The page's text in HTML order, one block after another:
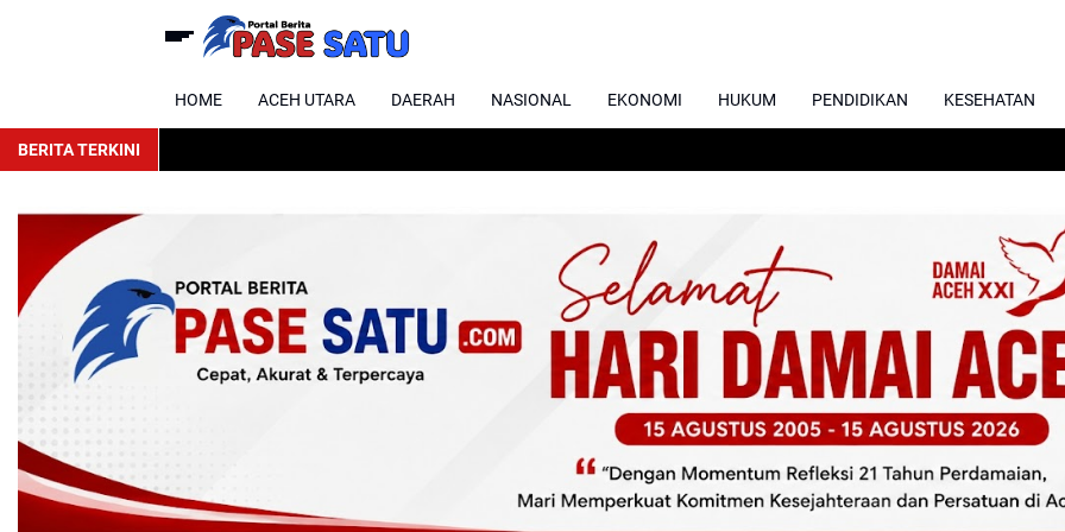
HOME ACEH UTARA DAERAH NASIONAL EKONOMI HUKUM PENDIDIKAN KESEHATAN
BERITA TERKINI